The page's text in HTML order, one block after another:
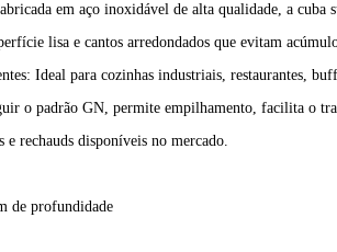
em aço inoxidável de alta qualidade, a cuba
lisa e cantos arredondados que evitam
Ideal para cozinhas industriais, restaurantes,
o padrão GN, permite empilhamento, facilita o
rechauds disponíveis no mercado.
de profundidade